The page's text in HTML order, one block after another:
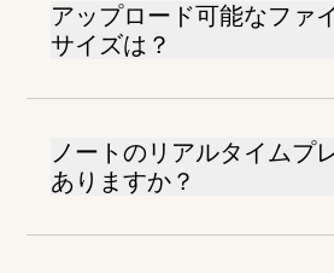
アップロード可能なファ
サイズは？
ノートのリアルタイムプ
ありますか？